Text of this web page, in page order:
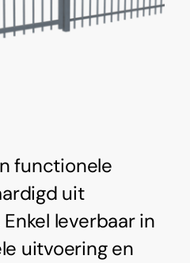
functionele
uit
leverbaar in
uitvoering en